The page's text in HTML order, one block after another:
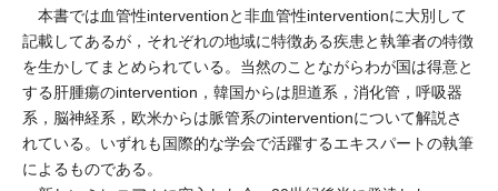
本書では血管性interventionと非血管性interventionに大別して
記載してあるが，それぞれの地域に特徴ある疾患と執筆者の特徴
を生かしてまとめられている。当然のことながらわが国は得意と
する肝腫瘍のintervention，韓国からは胆道系，消化管，呼吸器
系，脳神経系，欧米からは脈管系のinterventionについて解説さ
れている。いずれも国際的な学会で活躍するエキスパートの執筆
によるものである。